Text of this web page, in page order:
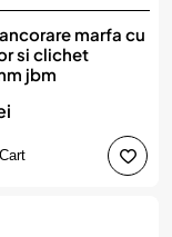
marfa cu
si clichet
jbm